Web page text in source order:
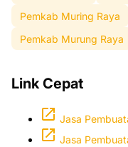
Pemkab Muring Raya
Pemkab Murung Raya
Link Cepat
Jasa
Jasa